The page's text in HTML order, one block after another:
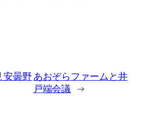
安曇野あおぞらファームと井
戸端会議 →